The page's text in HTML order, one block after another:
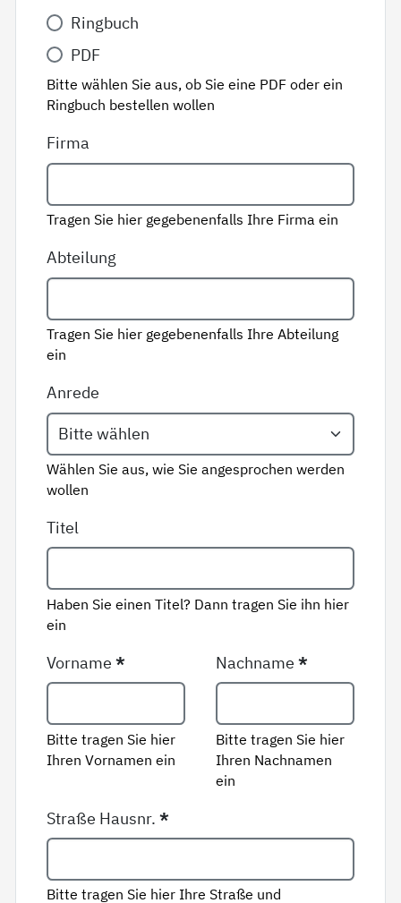
Variante*
Ringbuch
PDF
Bitte wählen Sie aus, ob Sie eine PDF oder ein
Ringbuch bestellen wollen
Firma
Tragen Sie hier gegebenenfalls Ihre Firma ein
Abteilung
Tragen Sie hier gegebenenfalls Ihre Abteilung
ein
Anrede
Wählen Sie aus, wie Sie angesprochen werden
wollen
Titel
Haben Sie einen Titel? Dann tragen Sie ihn hier
ein
Vorname*
Bitte tragen Sie hier
Ihren Vornamen ein
Nachname*
Bitte tragen Sie hier
Ihren Nachnamen
ein
Straße Hausnr.*
Bitte tragen Sie hier Ihre Straße und